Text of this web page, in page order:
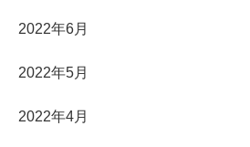
2022年6月
2022年5月
2022年4月